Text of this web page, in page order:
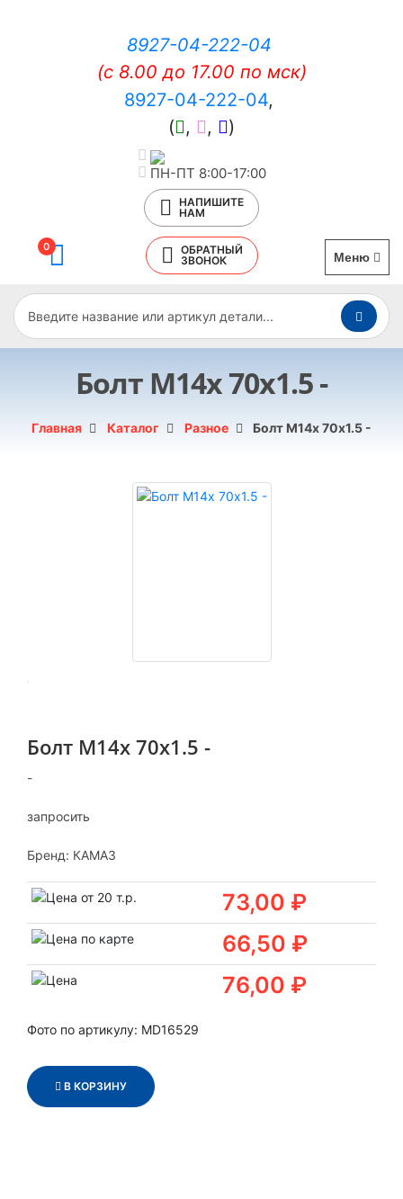
8927-04-222-04
(c 8.00 до 17.00 по мск)
8927-04-222-04,
(
, , )
ПН-ПТ 8:00-17:00
НАПИШИТЕ
НАМ
0
ОБРАТНЫЙ
ЗВОНОК
Меню
Болт М14х 70х1.5 -
Главная Каталог Разное Болт М14х 70х1.5 -
Болт М14х 70х1.5 -
-
запросить
Бренд: КАМАЗ
73,00 ₽
66,50 ₽
76,00 ₽
Фото по артикулу: MD16529
В КОРЗИНУ